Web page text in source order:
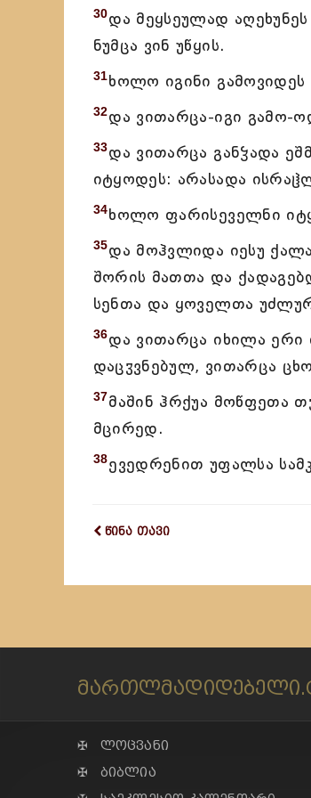
30და მეყსეულად
ნუმცა ვინ უწყის.
31ხოლო იგინი გამოვიდეს
32და ვითარცა-იგი გამო-
33და ვითარცა განჴადა
იტყოდეს: არასადა
34ხოლო ფარისეველნი
35და მოჰვლიდა იესუ
შორის მათთა და
სენთა და ყოველთა
36და ვითარცა იხილა ერი
დაცჳვნებულ, ვითარცა
37მაშინ ჰრქუა მოწფეთა
მცირედ.
38ევედრენით უფალსა
წინა თავი
✠ ლოცვანი
✠ ბიბლია